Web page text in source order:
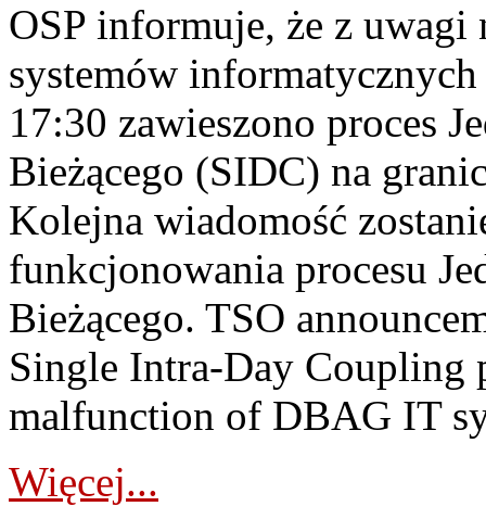
OSP informuje, że z uwagi
systemów
17:30 zawieszono proces
Bieżącego (SIDC) na
Kolejna wiadomość
funkcjonowania procesu
Bieżącego. TSO
Single Intra-Day Coupling
malfunction of DBAG IT
Więcej...